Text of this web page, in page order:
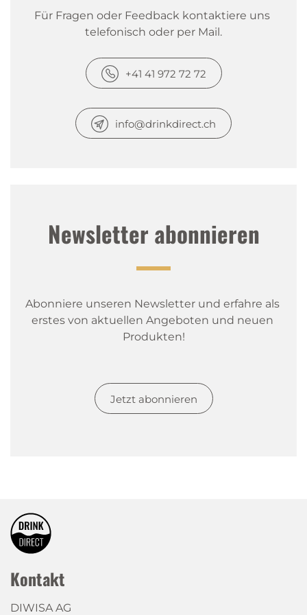
Für Fragen oder Feedback kontaktiere uns
telefonisch oder per Mail.
+41 41 972 72 72
info@drinkdirect.ch
Newsletter abonnieren
Abonniere unseren Newsletter und erfahre als
erstes von aktuellen Angeboten und neuen
Produkten!
Jetzt abonnieren
Kontakt
DIWISA AG